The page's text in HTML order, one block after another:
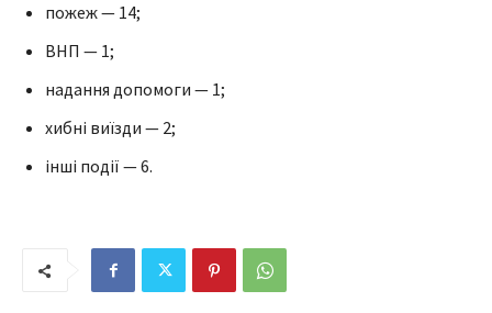
пожеж — 14;
ВНП — 1;
надання допомоги — 1;
хибні виїзди — 2;
інші події — 6.